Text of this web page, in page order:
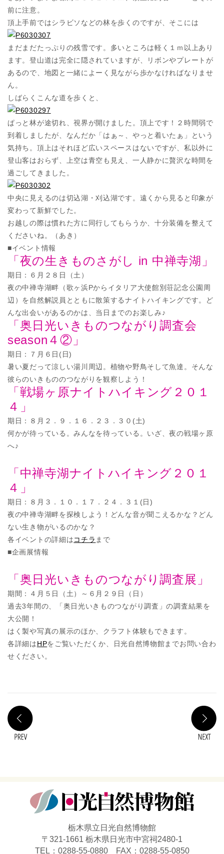
前に注意。
頂上手前ではシラビソなどの林を歩くのですが、そこには
まだまだたっぷりの残雪です。多いところは軽く１ｍ以上あり
ます。登山道は完全に隠されていますが、リボンやプレートが
あるので、地図と一緒によーく見ながら歩かなければなりませ
ん。
しばらくこんな道を歩くと、
ぱっと林が途切れ、視界が開けました。頂上です！２時間弱で
到着しましたが、なんだか「はぁ～、やっと着いたぁ」という
気持ち。頂上はそれほど広いスペースはないですが、私以外に
登山客はおらず、上空は青空も見え、一人静かに贅沢な時間を
過ごしてきました。
中央に見えるのは切込湖・刈込湖です。遠くから見ると印象が
変わって新鮮でした。
お越しの際は慣れた方に同行してもらうか、十分装備を整えて
くださいね。（あき）
■イベント情報
「夜の生きものさがし in 中禅寺湖」
期日：６月２８日（土）
夜の中禅寺湖畔（歌ヶ浜Pからイタリア大使館別荘記念公園周
辺）を自然解説員とともに散策するナイトハイキングです。ど
んな出会いがあるのかは、当日までのお楽しみ♪
「奥日光いきものつながり調査会
season４②」
期日：７月６日(日)
暑い夏だって涼しい湯川周辺。植物や野鳥そして魚達。そんな
彼らのいきもののつながりを観察しよう！
「戦場ヶ原ナイトハイキング２０１
４」
期日：８月２．９．１６．２３．３０(土)
何かが待っている。みんなを待っている。いざ、夜の戦場ヶ原
へ♪
「中禅寺湖ナイトハイキング２０１
４」
期日：８月３．１０．１７．２４．３１(日)
夜の中禅寺湖畔を探検しよう！どんな音が聞こえるかな？どん
ない生き物がいるのかな？
各イベントの詳細はコチラ まで
■企画展情報
「奥日光いきものつながり調査展」
期間：４月５日（土）～６月２９日（日）
過去3年間の、「奥日光いきものつながり調査」の調査結果を
大公開！
はく製や写真の展示のほか、クラフト体験もできます。
各詳細はHPをご覧いただくか、日光自然博物館までお問い合わ
せください。
栃木県立日光自然博物館
〒321-1661 栃木県日光市中宮祠2480-1
TEL：0288-55-0880 FAX：0288-55-0850